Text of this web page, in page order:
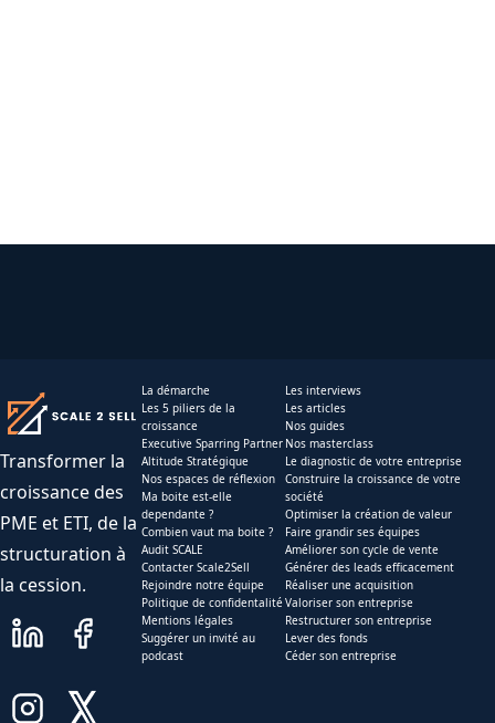
Transformer la
croissance des
PME et ETI, de la
structuration à
la cession.
La démarche
Les 5 piliers de la
croissance
Executive Sparring Partner
Altitude Stratégique
Nos espaces de réflexion
Ma boite est-elle
dependante ?
Combien vaut ma boite ?
Audit SCALE
Contacter Scale2Sell
Rejoindre notre équipe
Politique de confidentalité
Mentions légales
Suggérer un invité au
podcast
Les interviews
Les articles
Nos guides
Nos masterclass
Le diagnostic de votre entreprise
Construire la croissance de votre
société
Optimiser la création de valeur
Faire grandir ses équipes
Améliorer son cycle de vente
Générer des leads efficacement
Réaliser une acquisition
Valoriser son entreprise
Restructurer son entreprise
Lever des fonds
Céder son entreprise